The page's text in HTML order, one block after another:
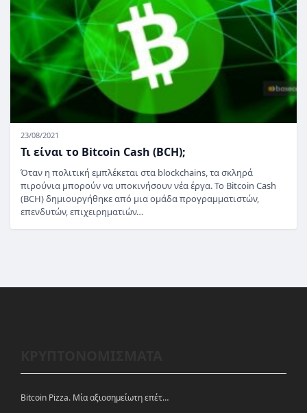
23/08/2021
Τι είναι το Bitcoin Cash (BCH);
Όταν η πολιτική εμπλέκεται στα blockchains, τα σκληρά
πιρούνια μπορούν να υποκινήσουν νέα έργα. Το Bitcoin Cash
(BCH) δημιουργήθηκε από μια ομάδα προγραμματιστών,
επενδυτών, επιχειρηματιών…
Bitcoin Pizza. Μία αξιοσημείωτη επέτειος.